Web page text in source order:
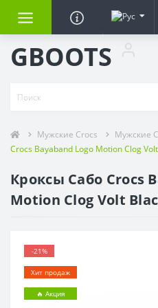
GBOOTS
Мужские Crocs Мужские
Crocs Bayaband Logo Motion Clog
Кроксы Сабо Crocs
Motion Clog Volt
-21%
Хит продаж
🔥 Акция